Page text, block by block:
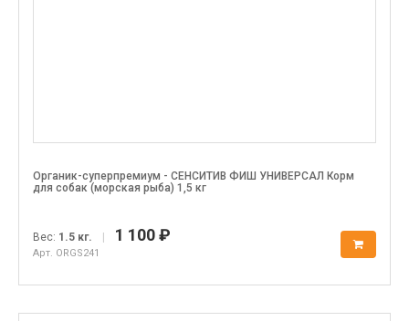
Органик-суперпремиум - СЕНСИТИВ ФИШ УНИВЕРСАЛ Корм
для собак (морская рыба) 1,5 кг
Вес: 1.5 кг. 1 100 ₽
Арт. ORGS241